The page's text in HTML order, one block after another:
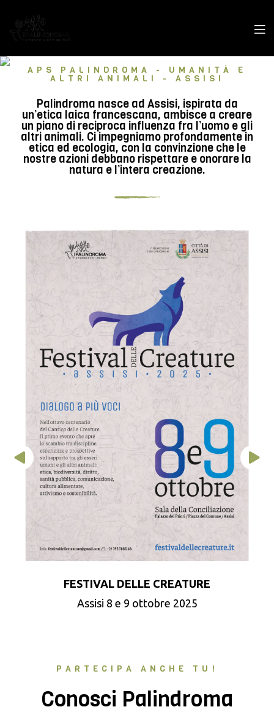
APS PALINDROMA - UMANITÀ E
ALTRI ANIMALI - ASSISI
Palindroma nasce ad Assisi, ispirata da
un’etica laica francescana, ambisce a creare
un piano di reciproca influenza fra l’uomo e gli
altri animali. Ci impegniamo profondamente in
etica ed ecologia, con la convinzione che le
nostre azioni debbano rispettare e onorare la
natura e l’intera creazione.
FESTIVAL DELLE CREATURE
Assisi 8 e 9 ottobre 2025
PARTECIPA ANCHE TU!
Conosci Palindroma